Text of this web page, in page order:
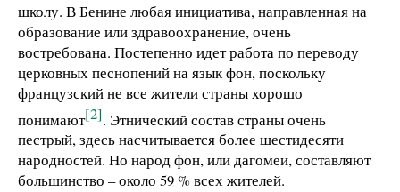
школу. В Бенине любая инициатива, направленная на
образование или здравоохранение, очень
востребована. Постепенно идет работа по переводу
церковных песнопений на язык фон, поскольку
французский не все жители страны хорошо
понимают[2]. Этнический состав страны очень
пестрый, здесь насчитывается более шестидесяти
народностей. Но народ фон, или дагомеи, составляют
большинство – около 59 % всех жителей.